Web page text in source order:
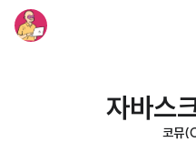
자바스
코뮤